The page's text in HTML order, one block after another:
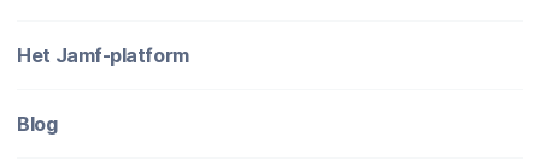
Het Jamf-platform
Blog